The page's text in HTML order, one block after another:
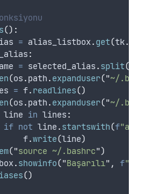
():
= alias_listbox.get(tk.
:
= selected_alias.split()[
(os.path.expanduser("~/
= f.readlines()
(os.path.expanduser("~/
line in lines:
if not line.startswith(f
f
.write(line)
("source ~/.bashrc")
.showinfo("Başarılı" , f"'
()